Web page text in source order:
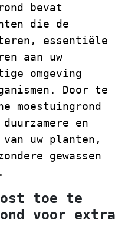
bevat
die de
essentiële
aan uw
omgeving
Door te
moestuingrond
en
uw planten,
gewassen
toe te
voor extra